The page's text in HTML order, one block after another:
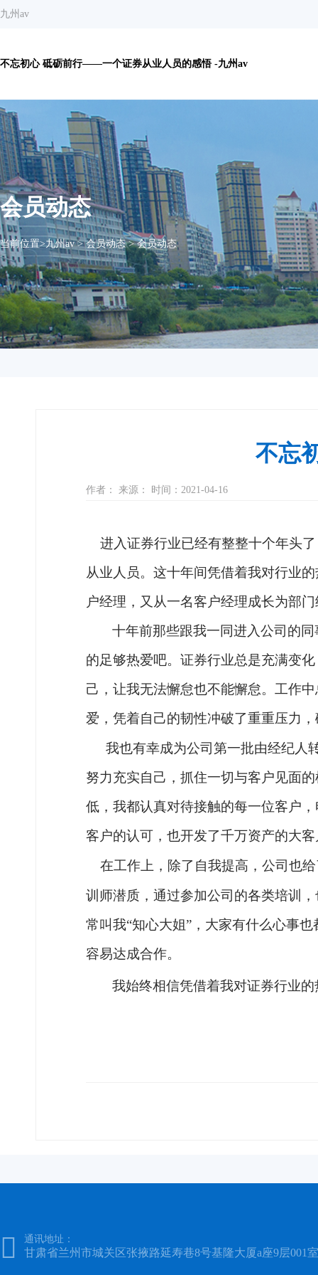
九州av
不忘初心 砥砺前行——一个证券从业人员的感悟 -九州av
会员动态
当前位置>九州av>会员动态>会员动态
不忘
作者： 来源： 时间：2021-04-16
进入证券行业已经有整整十个年头
从业人员。这十年间凭借着我对行业
户经理，又从一名客户经理成长为部
十年前那些跟我一同进入公司的
的足够热爱吧。 证券行业总是充满变
己，让我无法懈怠也不能懈怠。工作
爱 ， 凭着自己的韧性冲破了重重压力
我也有幸成为公司第一批由经纪人
努力充实自己，抓住一切与客户见面
低，我都认真对待接触的每一位客户
客户的认可，也开发了千万资产的大
在工作 上 ， 除了自我提高， 公司也
训师潜质，通过参加公司的各类培训
常叫我“知心大姐”，大家有什么心事
容易达成合作。
我始终相信凭借着我对证券行业
 通讯地址：
甘肃省兰州市城关区张掖路延寿巷8号基隆大厦a座9层001室